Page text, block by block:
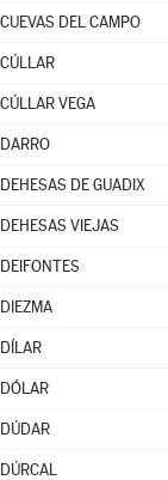
CUEVAS DEL CAMPO
CÚLLAR
CÚLLAR VEGA
DARRO
DEHESAS DE GUADIX
DEHESAS VIEJAS
DEIFONTES
DIEZMA
DÍLAR
DÓLAR
DÚDAR
DÚRCAL